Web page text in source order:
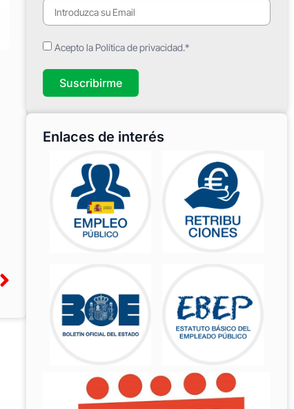
Acepto la Política de privacidad.*
Suscribirme
Enlaces de interés